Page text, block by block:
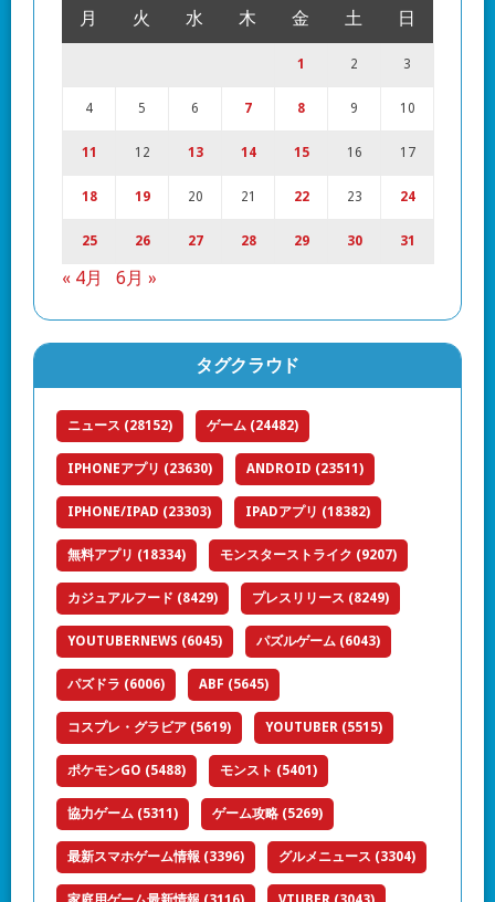
月 火 水 木 金 土 日
1 2 3
4 5 6 7 8 9 10
11 12 13 14 15 16 17
18 19 20 21 22 23 24
25 26 27 28 29 30 31
« 4月 6月 »
タグクラウド
ニュース (28152) ゲーム (24482)
IPHONEアプリ (23630) ANDROID (23511)
IPHONE/IPAD (23303) IPADアプリ (18382)
無料アプリ (18334) モンスターストライク (9207)
カジュアルフード (8429) プレスリリース (8249)
YOUTUBERNEWS (6045) パズルゲーム (6043)
パズドラ (6006) ABF (5645)
コスプレ・グラビア (5619) YOUTUBER (5515)
ポケモンGO (5488) モンスト (5401)
協力ゲーム (5311) ゲーム攻略 (5269)
最新スマホゲーム情報 (3396) グルメニュース (3304)